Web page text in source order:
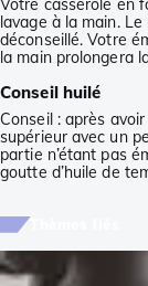
Votre casserole en
lavage à la main.
déconseillé. Votre
la main prolongera
Conseil huilé
Conseil : après
supérieur avec un
partie n’étant pas
goutte d’huile de